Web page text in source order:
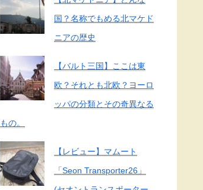
国？名称でもめる北マケド
ニアの歴史
【バルト三国】ここは東
欧？それとも北欧？ヨーロ
ッパの分類とその奇異なる
もの。
【レビュー】マムート
「Seon Transporter26」